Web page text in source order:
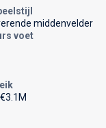
middenvelder
voet